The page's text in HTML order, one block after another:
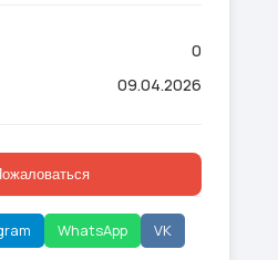
0
09.04.2026
WhatsApp VK